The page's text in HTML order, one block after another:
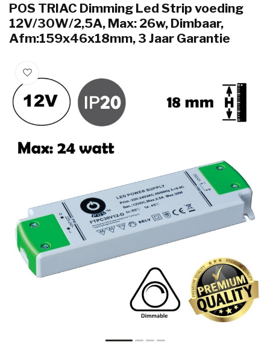
POS TRIAC Dimming Led Strip voeding
12V/30W/2,5A, Max: 26w, Dimbaar,
Afm:159x46x18mm, 3 Jaar Garantie